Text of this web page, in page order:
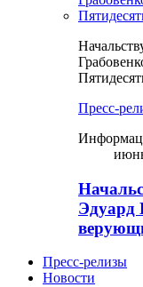
Пресс-
Эдуард
Пресс-релизы
Новости